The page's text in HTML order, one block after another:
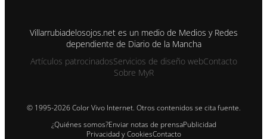
Villarrubiadelosojos.net es un medio de Medios y Redes
dependiente de Diario de la Mancha
Artículos patrocinadosServicios de diseño webContacto
Sobre MyR
© 1995-2026 Color Vivo Internet. Otros contenidos se cita fuente.
¿Quiénes somos?Enviar notas de prensaPublicidad
Privacidad y CookiesContacto